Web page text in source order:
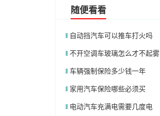
随便看看
自动挡汽车可以推车打火吗
不开空调车玻璃怎么才不起雾
车辆强制保险多少钱一年
家用汽车保险哪些必须买
电动汽车充满电需要几度电